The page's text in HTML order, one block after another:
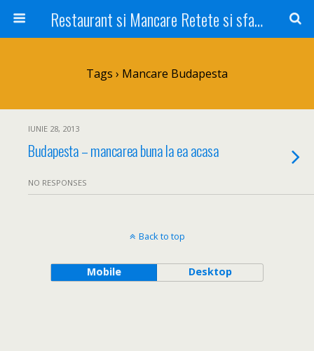
Restaurant si Mancare Retete si sfaturi Picant bun si rapid
Tags › Mancare Budapesta
IUNIE 28, 2013
Budapesta – mancarea buna la ea acasa
NO RESPONSES
Back to top
Mobile Desktop